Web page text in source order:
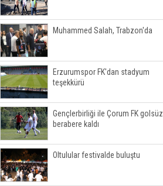
Muhammed Salah, Trabzon'da
Erzurumspor FK'dan stadyum
teşekkürü
Gençlerbirliği ile Çorum FK golsüz
berabere kaldı
Oltulular festivalde buluştu